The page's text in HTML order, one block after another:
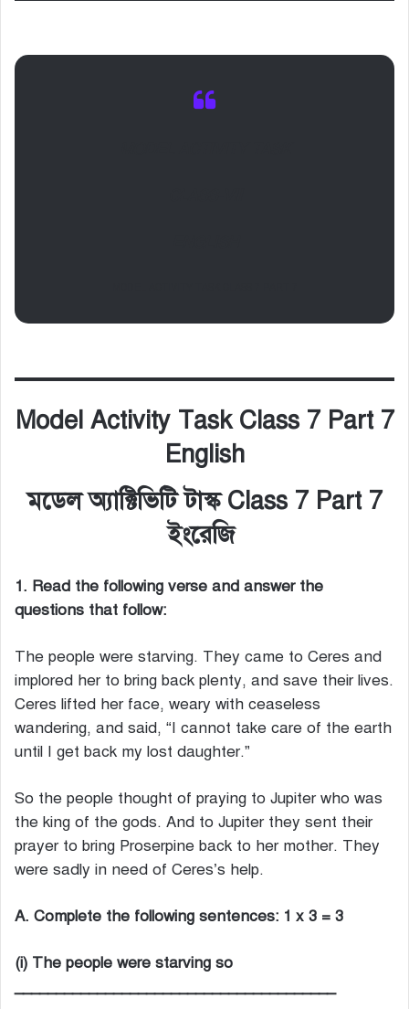
Model Activity Task Class 7 Part 7
English
মডেল অ্যাক্টিভিটি টাস্ক Class 7 Part 7
ইংরেজি
1. Read the following verse and answer the
questions that follow:
The people were starving. They came to Ceres and
implored her to bring back plenty, and save their lives.
Ceres lifted her face, weary with ceaseless
wandering, and said, “I cannot take care of the earth
until I get back my lost daughter.”
So the people thought of praying to Jupiter who was
the king of the gods. And to Jupiter they sent their
prayer to bring Proserpine back to her mother. They
were sadly in need of Ceres’s help.
A. Complete the following sentences: 1 x 3 = 3
(i) The people were starving so